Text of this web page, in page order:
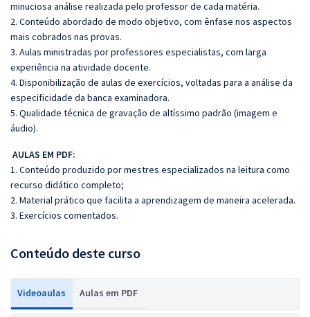
minuciosa análise realizada pelo professor de cada matéria.
2. Conteúdo abordado de modo objetivo, com ênfase nos aspectos
mais cobrados nas provas.
3. Aulas ministradas por professores especialistas, com larga
experiência na atividade docente.
4. Disponibilização de aulas de exercícios, voltadas para a análise da
especificidade da banca examinadora.
5. Qualidade técnica de gravação de altíssimo padrão (imagem e
áudio).
AULAS EM PDF:
1. Conteúdo produzido por mestres especializados na leitura como
recurso didático completo;
2. Material prático que facilita a aprendizagem de maneira acelerada.
3. Exercícios comentados.
Conteúdo deste curso
Videoaulas Aulas em PDF